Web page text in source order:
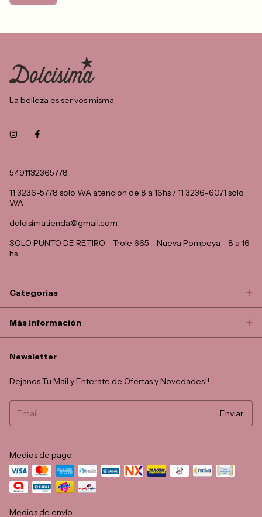
La belleza es ser vos misma
5491132365778
11 3236-5778 solo WA atencion de 8 a 16hs / 11 3236-6071 solo
WA
dolcisimatienda@gmail.com
SOLO PUNTO DE RETIRO - Trole 665 - Nueva Pompeya - 8 a 16
hs.
Categorias
Más información
Newsletter
Dejanos Tu Mail y Enterate de Ofertas y Novedades!!
Medios de pago
Medios de envío